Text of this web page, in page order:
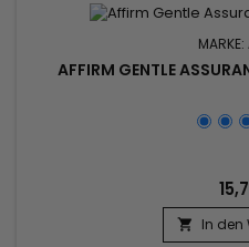
MARKE:
AFFIRM GENTLE
 In den